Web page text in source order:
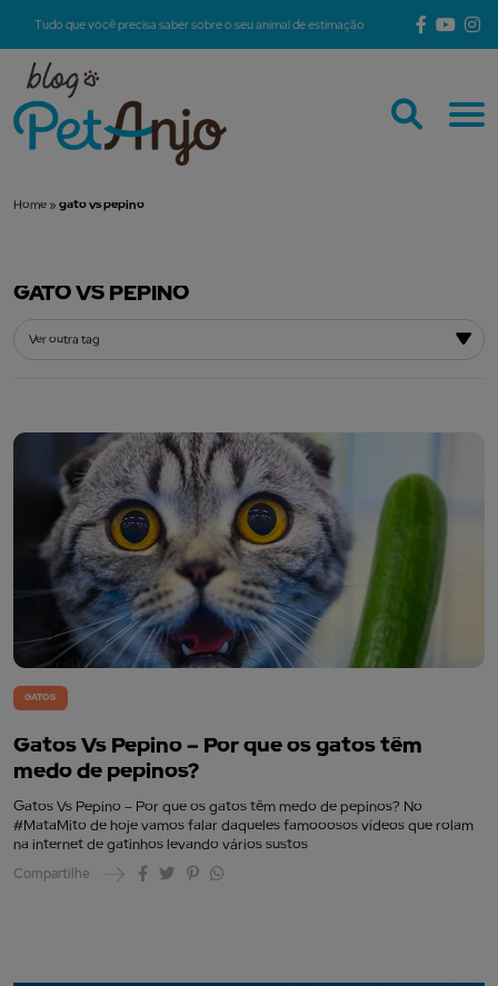
Tudo que você precisa saber sobre o seu animal de estimação
Home » gato vs pepino
GATO VS PEPINO
GATOS
Gatos Vs Pepino – Por que os gatos têm
medo de pepinos?
Gatos Vs Pepino – Por que os gatos têm medo de pepinos? No
#MataMito de hoje vamos falar daqueles famooosos vídeos que rolam
na internet de gatinhos levando vários sustos
Compartilhe